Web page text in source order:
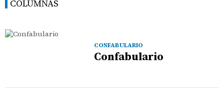
COLUMNAS
CONFABULARIO
Confabulario